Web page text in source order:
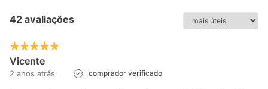
42 avaliações
Vicente
2 anos atrás comprador verificado